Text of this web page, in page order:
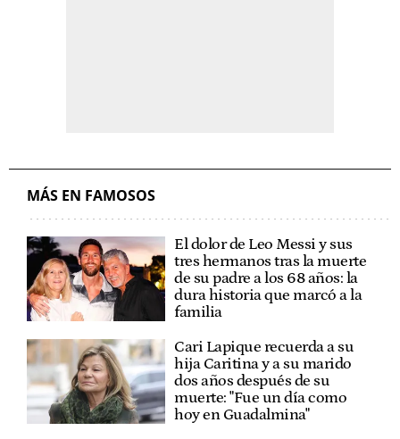
MÁS EN FAMOSOS
El dolor de Leo Messi y sus
tres hermanos tras la muerte
de su padre a los 68 años: la
dura historia que marcó a la
familia
Cari Lapique recuerda a su
hija Caritina y a su marido
dos años después de su
muerte: "Fue un día como
hoy en Guadalmina"